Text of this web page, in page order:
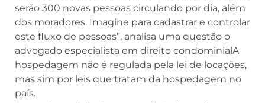
serão 300 novas pessoas circulando por dia, além
dos moradores. Imagine para cadastrar e controlar
este fluxo de pessoas”, analisa uma questão o
advogado especialista em direito condominialA
hospedagem não é regulada pela lei de locações,
mas sim por leis que tratam da hospedagem no
país.